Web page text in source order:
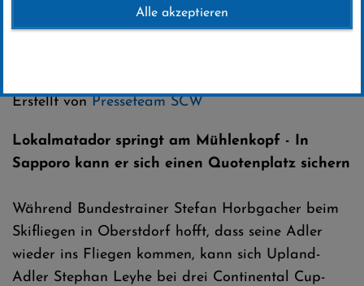
Erstellt vonPresseteam SCW
Lokalmatador springt am Mühlenkopf - In
Sapporo kann er sich einen Quotenplatz sichern
Während Bundestrainer Stefan Horbgacher beim
Skifliegen in Oberstdorf hofft, dass seine Adler
wieder ins Fliegen kommen, kann sich Upland-
Adler Stephan Leyhe bei drei Continental Cup-
Alle akzeptieren